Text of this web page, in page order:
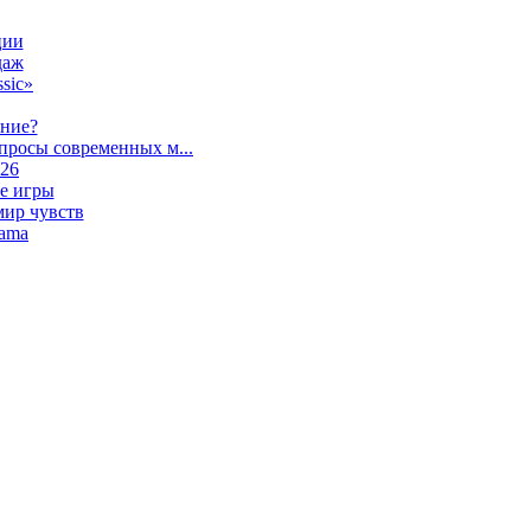
современных м...
игры
чувств